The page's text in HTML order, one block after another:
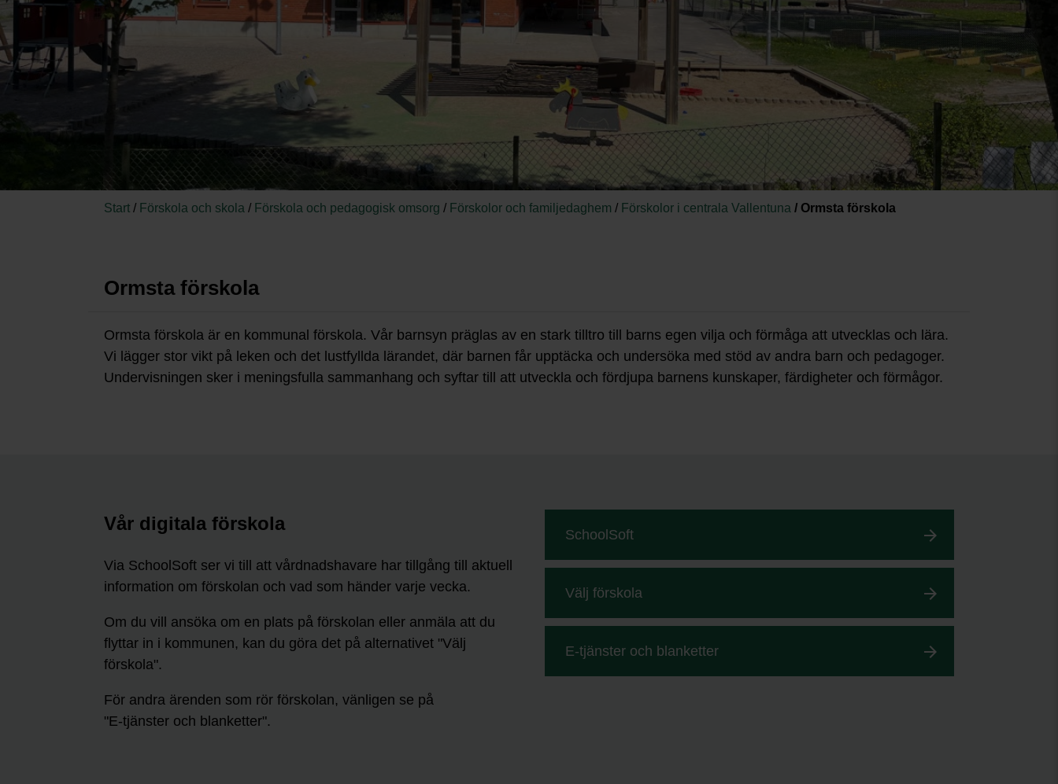
Start / Förskola och skola / Förskola och pedagogisk omsorg / Förskolor och familjedaghem / Förskolor i centrala Vallentuna / Ormsta förskola
Ormsta förskola
Ormsta förskola är en kommunal förskola. Vår barnsyn präglas av en stark tilltro till barns egen vilja och förmåga att utvecklas och lära.
Vi lägger stor vikt på leken och det lustfyllda lärandet, där barnen får upptäcka och undersöka med stöd av andra barn och pedagoger.
Undervisningen sker i meningsfulla sammanhang och syftar till att utveckla och fördjupa barnens kunskaper, färdigheter och förmågor.
Vår digitala förskola
Via SchoolSoft ser vi till att vårdnadshavare har tillgång till aktuell
information om förskolan och vad som händer varje vecka.
Om du vill ansöka om en plats på förskolan eller anmäla att du
flyttar in i kommunen, kan du göra det på alternativet "Välj
förskola".
För andra ärenden som rör förskolan, vänligen se på
"E-tjänster och blanketter".
SchoolSoft
Välj förskola
E-tjänster och blanketter